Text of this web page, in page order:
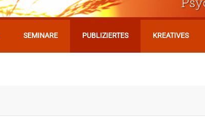
SEMINARE PUBLIZIERTES KREATIVES